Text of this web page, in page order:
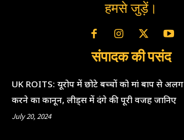
हमसे जुड़ें।
संपादक की पसंद
UK ROITS: यूरोप में छोटे बच्चों को मां बाप से अलग
करने का कानून, लीड्स में दंगे की पूरी वजह जानिए
July 20, 2024